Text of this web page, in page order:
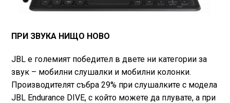
ПРИ ЗВУКA НИЩО НОВО
JBL е големият победител в двете ни категории за
звук – мобилни слушалки и мобилни колонки.
Производителят събра 29% при слушалките с модела
JBL Endurance DIVE, с който можете да плувате, а при